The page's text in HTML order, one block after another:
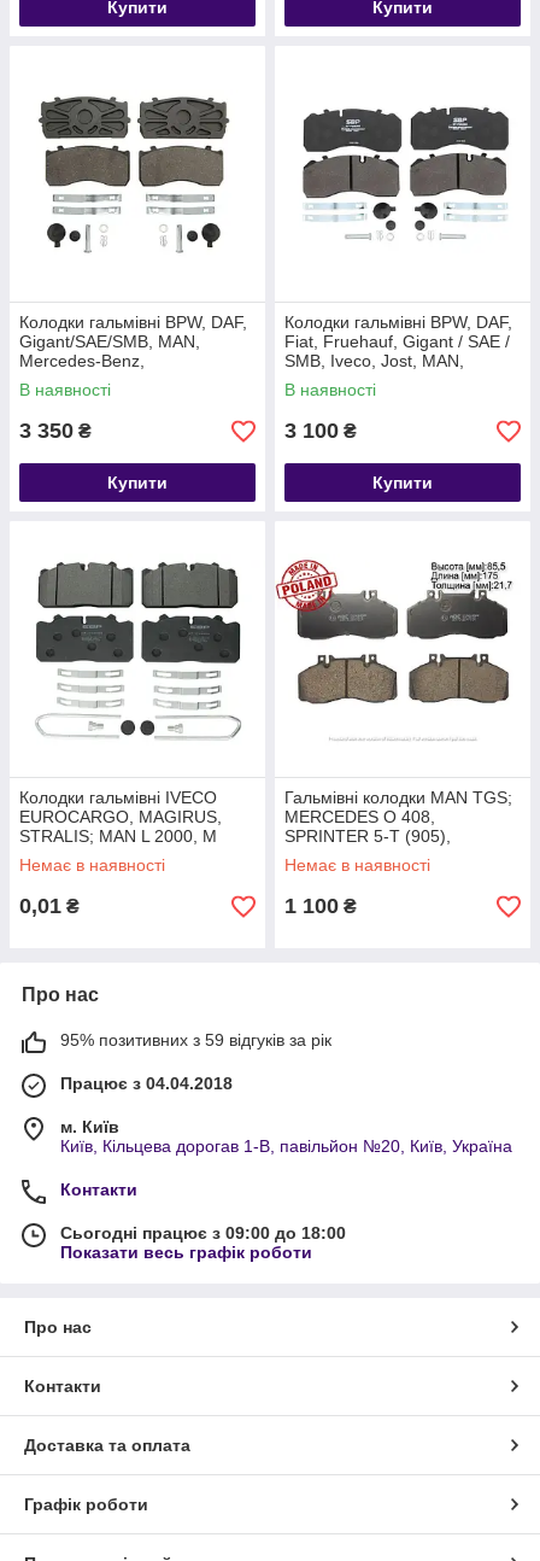
Купити Купити
Колодки гальмівні BPW, DAF,
Gigant/SAE/SMB, MAN,
Mercedes-Benz,
Gigant/SAE/SMB 0980107070
В наявності
3 350 ₴
Купити
Колодки гальмівні BPW, DAF,
Fiat, Fruehauf, Gigant / SAE /
SMB, Iveco, Jost, MAN,
Mercedes-Benz, Gigant / SAE
В наявності
3 100 ₴
Купити
Колодки гальмівні IVECO
EUROCARGO, MAGIRUS,
STRALIS; MAN L 2000, M
2000 L, M 2000; RVI MIDLUM
50010848607
Немає в наявності
0,01 ₴
Гальмівні колодки MAN TGS;
MERCEDES O 408,
SPRINTER 5-T (905),
SPRINTER (905), T2/LN1,
VARIO 10.5D-4.3
Немає в наявності
1 100 ₴
Про нас
95% позитивних з 59 відгуків за рік
Працює з 04.04.2018
м. Київ
Київ, Кільцева дорогав 1-В, павільйон №20, Київ, Україна
Контакти
Сьогодні працює з 09:00 до 18:00
Показати весь графік роботи
Про нас
Контакти
Доставка та оплата
Графік роботи